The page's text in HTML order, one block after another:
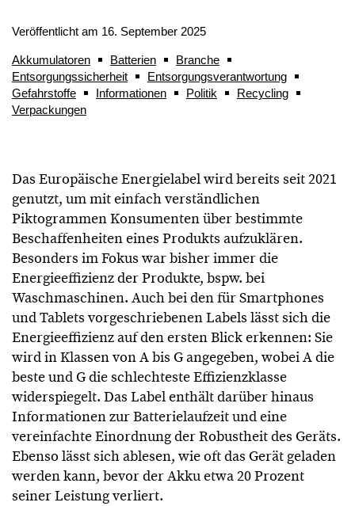
Veröffentlicht am 16. September 2025
Akkumulatoren Batterien
Branche
Entsorgungssicherheit
Entsorgungsverantwortung
Gefahrstoffe
Informationen Politik
Recycling
Verpackungen
Das Europäische Energielabel wird bereits seit 2021
genutzt, um mit einfach verständlichen
Piktogrammen Konsumenten über bestimmte
Beschaffenheiten eines Produkts aufzuklären.
Besonders im Fokus war bisher immer die
Energieeffizienz der Produkte, bspw. bei
Waschmaschinen. Auch bei den für Smartphones
und Tablets vorgeschriebenen Labels lässt sich die
Energieeffizienz auf den ersten Blick erkennen: Sie
wird in Klassen von A bis G angegeben, wobei A die
beste und G die schlechteste Effizienzklasse
widerspiegelt. Das Label enthält darüber hinaus
Informationen zur Batterielaufzeit und eine
vereinfachte Einordnung der Robustheit des Geräts.
Ebenso lässt sich ablesen, wie oft das Gerät geladen
werden kann, bevor der Akku etwa 20 Prozent
seiner Leistung verliert.